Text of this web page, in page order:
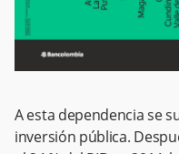
A esta dependencia se
inversión pública.